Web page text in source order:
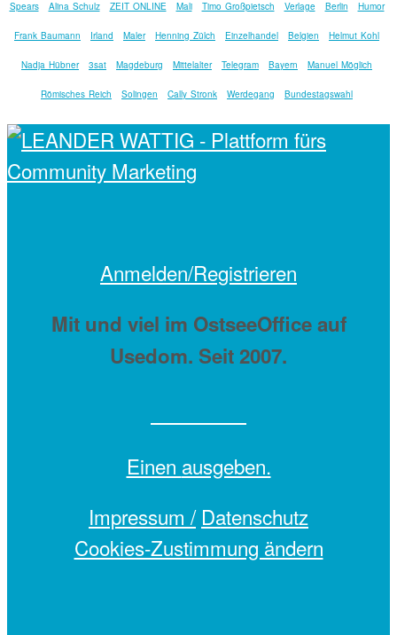
Spears Alina Schulz ZEIT ONLINE Mali Timo Großpietsch Verlage Berlin Humor
Frank Baumann Irland Maler Henning Zülch Einzelhandel Belgien Helmut Kohl
Nadja Hübner 3sat Magdeburg Mittelalter Telegram Bayern Manuel Möglich
Römisches Reich Solingen Cally Stronk Werdegang Bundestagswahl
Anmelden/Registrieren
Mit und viel im OstseeOffice auf
Usedom. Seit 2007.
Einen ausgeben.
Impressum / Datenschutz
Cookies-Zustimmung ändern